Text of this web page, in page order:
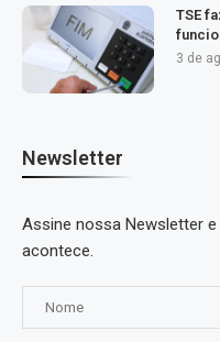
TSE
3 de
Newsletter
Assine nossa Newsletter
acontece.